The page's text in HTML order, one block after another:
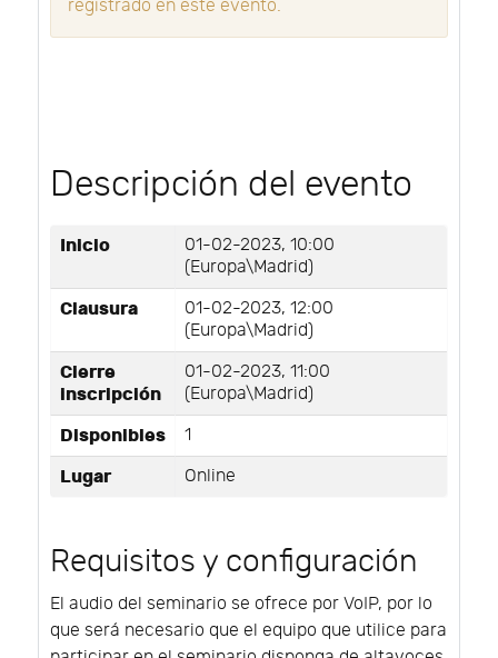
registrado en este evento.
Descripción del evento
Inicio
01-02-2023, 10:00
(Europa\Madrid)
Clausura
01-02-2023, 12:00
(Europa\Madrid)
Cierre
inscripción
01-02-2023, 11:00
(Europa\Madrid)
Disponibles 1
Lugar Online
Requisitos y configuración
El audio del seminario se ofrece por VoIP, por lo
que será necesario que el equipo que utilice para